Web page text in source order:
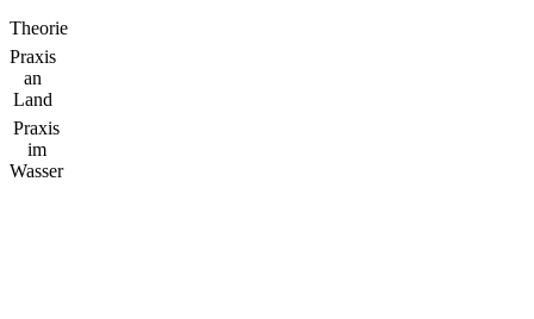
Theorie
Praxis
an
Land
Praxis
im
Wasser